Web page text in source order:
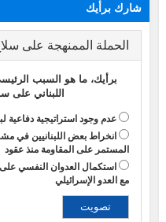
شارك برأيك
الحملة الممنهجة على
برأيك، ما هو السبب
اللبناني على
عدم وجود استراتيجية دفاعية
انخراط بعض اللبنانيين في
المستمر على المقاومة منذ عقود
استكمال العدوان النفسي على
مع العدو الإسرائيلي